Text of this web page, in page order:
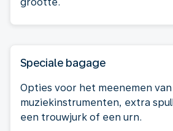
Speciale bagage
Opties voor het meenemen
muziekinstrumenten, extra
een trouwjurk of een urn.